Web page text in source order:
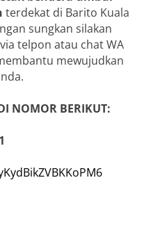
terdekat di Barito Kuala
sungkan silakan
telpon atau chat WA
mewujudkan
NOMOR BERIKUT: